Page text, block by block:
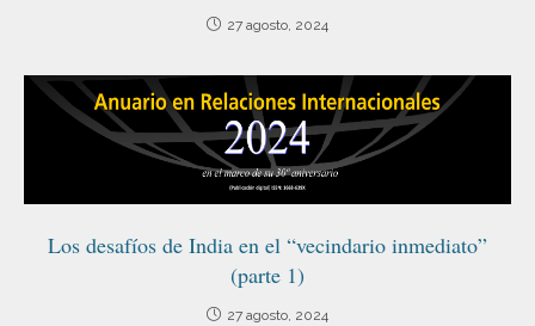
27 agosto, 2024
Los desafíos de India en el “vecindario inmediato”
(parte 1)
27 agosto, 2024